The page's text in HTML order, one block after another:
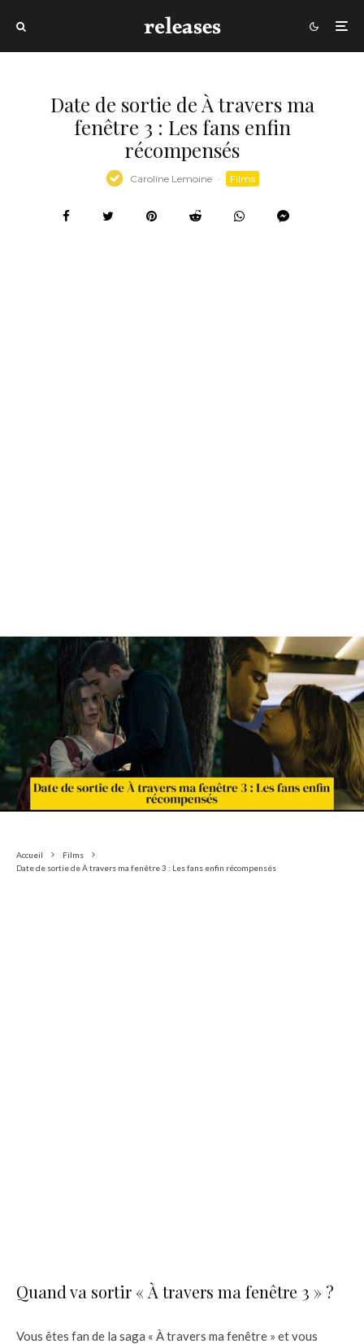
Date de sortie de À travers ma
fenêtre 3 : Les fans enfin
récompensés
Caroline Lemoine · Films
Accueil
Films
Date de sortie de À travers ma fenêtre 3 : Les fans enfin récompensés
Quand va sortir « À travers ma fenêtre 3 » ?
Vous êtes fan de la saga « À travers ma fenêtre » et vous